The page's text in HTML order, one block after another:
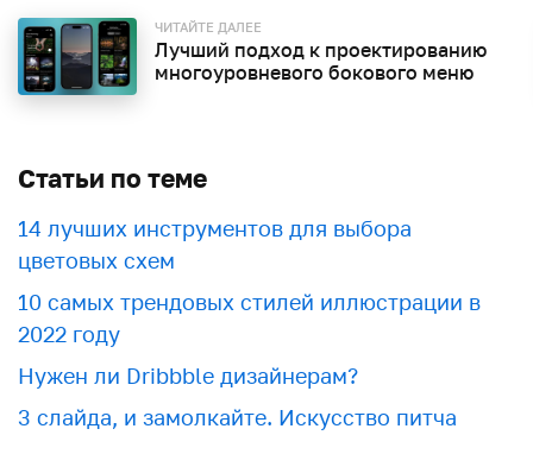
ЧИТАЙТЕ ДАЛЕЕ
Лучший подход к проектированию
многоуровневого бокового меню
Статьи по теме
​​14 лучших инструментов для выбора
цветовых схем
10 самых трендовых стилей иллюстрации в
2022 году
Нужен ли Dribbble дизайнерам?
3 слайда, и замолкайте. Искусство питча